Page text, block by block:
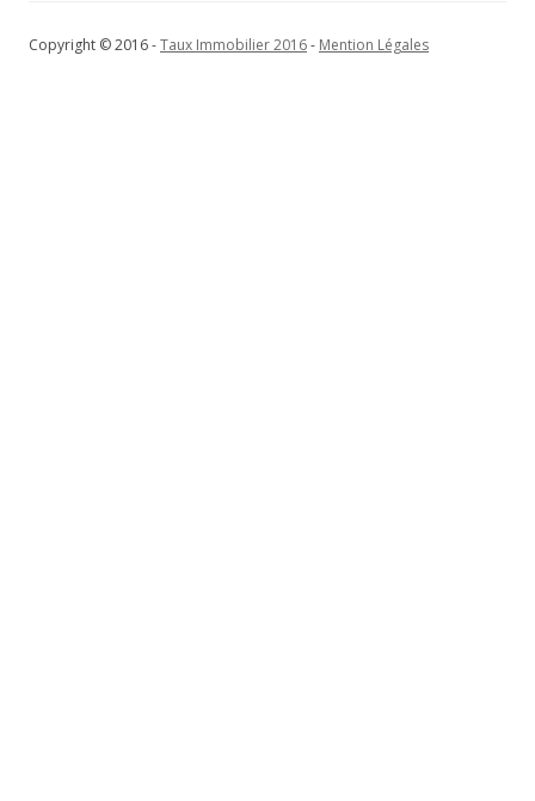
Copyright © 2016 -Taux Immobilier 2016- Mention Légales